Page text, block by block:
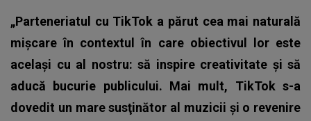
„Parteneriatul cu TikTok a părut cea mai naturală
mişcare în contextul în care obiectivul lor este
acelaşi cu al nostru: să inspire creativitate şi să
aducă bucurie publicului. Mai mult, TikTok s-a
dovedit un mare susţinător al muzicii şi o revenire